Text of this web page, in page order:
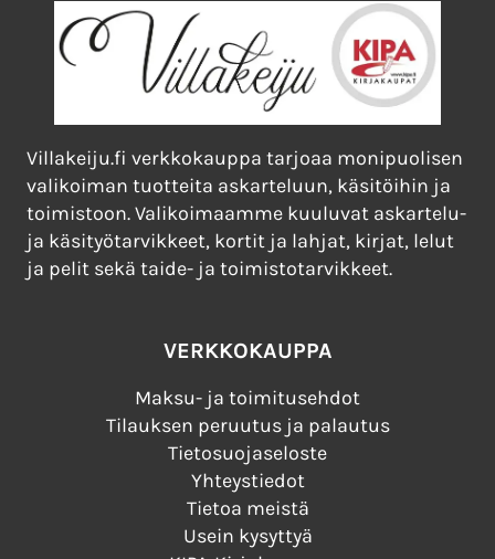
Villakeiju.fi verkkokauppa tarjoaa monipuolisen
valikoiman tuotteita askarteluun, käsitöihin ja
toimistoon. Valikoimaamme kuuluvat askartelu-
ja käsityötarvikkeet, kortit ja lahjat, kirjat, lelut
ja pelit sekä taide- ja toimistotarvikkeet.
VERKKOKAUPPA
Maksu- ja toimitusehdot
Tilauksen peruutus ja palautus
Tietosuojaseloste
Yhteystiedot
Tietoa meistä
Usein kysyttyä